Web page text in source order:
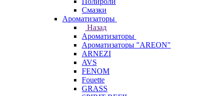
Смазки
Ароматизаторы
Назад
Ароматизаторы
Ароматизаторы "AREON"
ARNEZI
AVS
FENOM
Fouette
GRASS